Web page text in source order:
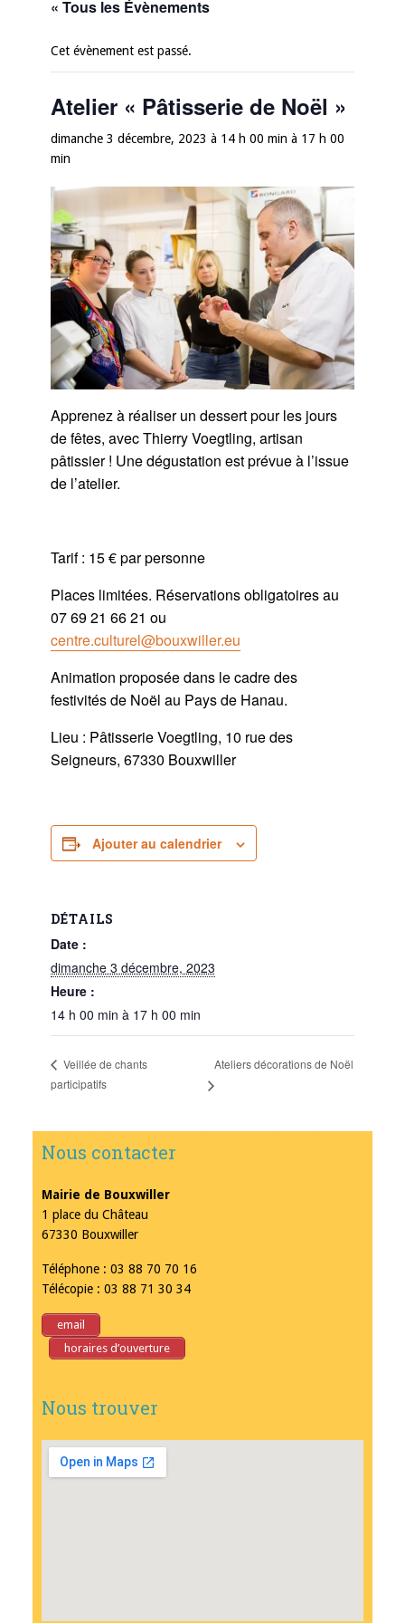
« Tous les Évènements
Cet évènement est passé.
Atelier « Pâtisserie de Noël »
dimanche 3 décembre, 2023 à 14 h 00 min à 17 h 00
min
Apprenez à réaliser un dessert pour les jours
de fêtes, avec Thierry Voegtling, artisan
pâtissier ! Une dégustation est prévue à l’issue
de l’atelier.
Tarif : 15 € par personne
Places limitées. Réservations obligatoires au
07 69 21 66 21 ou
centre.culturel@bouxwiller.eu
Animation proposée dans le cadre des
festivités de Noël au Pays de Hanau.
Lieu : Pâtisserie Voegtling, 10 rue des
Seigneurs, 67330 Bouxwiller
Ajouter au calendrier
DÉTAILS
Date :
dimanche 3 décembre, 2023
Heure :
14 h 00 min à 17 h 00 min
Veillée de chants
participatifs
Ateliers décorations de Noël
Nous contacter
Mairie de Bouxwiller
1 place du Château
67330 Bouxwiller
Téléphone : 03 88 70 70 16
Télécopie : 03 88 71 30 34
email
horaires d’ouverture
Nous trouver